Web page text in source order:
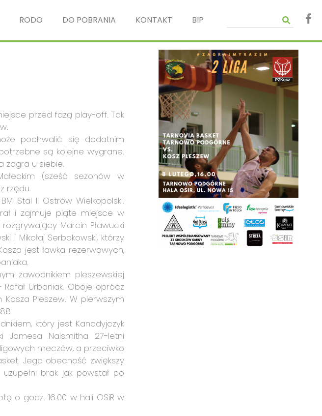
RODO DO POBRANIA KONTAKT BIP
przed fazą play-off. Tak
pochwalić się dodatnim
są kolejne wygrane.
zagra u siebie.
(sześć sezonów w
rzędu.
Stal II Ostrów Wielkopolski.
i zajmuje piąte miejsce w
Marcin Pławucki
i Mikołaj Serbakowski, którzy
jest ławka rezerwowych,
zawodnikiem pleszewskiej
Urbaniak. Oboje oprócz
Pleszew. W pierwszym
który jest Kanadyjczyk
Jamesa Naismitha 27-letni
meczów, a przeciwko
Jego obecność zwiększy
brak jak powstał po
o godz. 16.00 w hali OSiR w